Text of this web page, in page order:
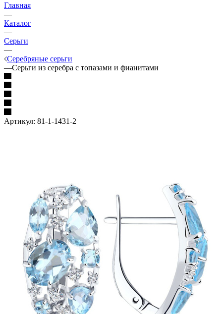
Главная
—
Каталог
—
Серьги
—
Серебряные серьги
—Серьги из серебра с топазами и фианитами
Артикул: 81-1-1431-2